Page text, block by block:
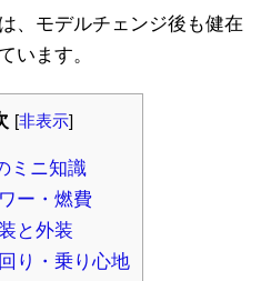
、モデルチェンジ後も健在
います。
[非表示]
ミニ知識
ー・燃費
と外装
り・乗り心地